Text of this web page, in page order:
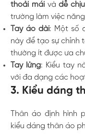
thoải máivàdễ chịu
trường làm việc
Tay áo dài: Một số
này để tạo sự chỉnh
thường ít được ưa
Tay lửng: Kiểu tay
với đa dạng các
3. Kiểu dáng
Thân áo định hình
kiểu dáng thân áo